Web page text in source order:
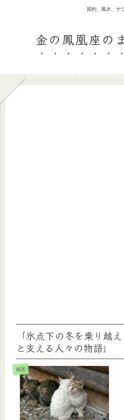
節約、風水、サ
金の鳳凰座の
「氷点下の冬を乗り越
と支える人々の物語」
風水